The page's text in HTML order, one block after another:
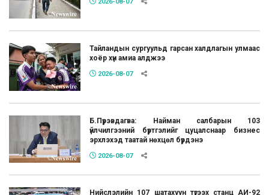
2026-08-07
Тайландын сургуульд гарсан халдлагын улмаас
хоёр хүн амиа алджээ
2026-08-07
Б.Пүрэвдагва: Найман салбарын 103
үйлчилгээний бүртгэлийг цуцалснаар бизнес
эрхлэхэд таатай нөхцөл бүрдэнэ
2026-08-07
Нийслэлийн 107 шатахуун түгээх станц АИ-92